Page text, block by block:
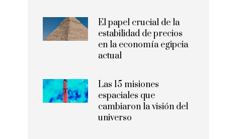
El papel crucial de la
estabilidad de precios
en la economía egipcia
actual
Las 15 misiones
espaciales que
cambiaron la visión del
universo